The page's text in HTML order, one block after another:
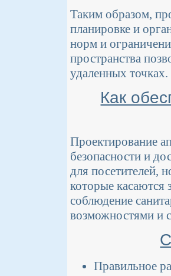
Таким образом,
планировке и
норм и
пространства
удаленных точках.
Как
Проектирование
безопасности и
для посетителей,
которые касаются
соблюдение
возможностями и
Правильное